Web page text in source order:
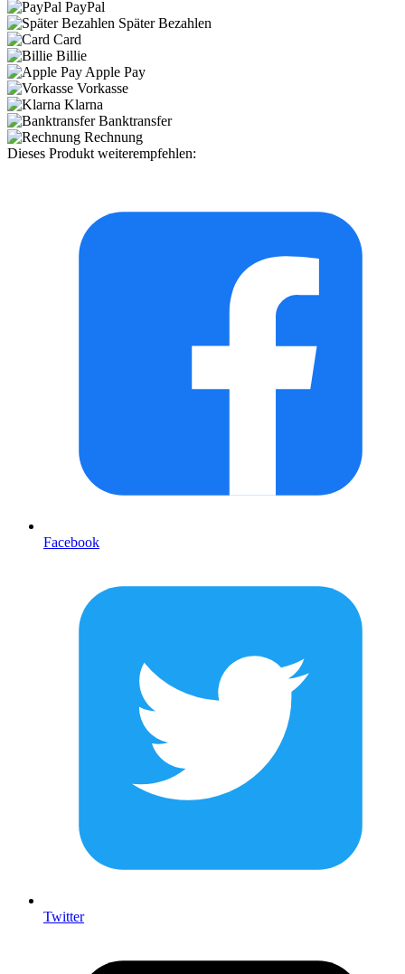
PayPal
Später Bezahlen
Card
Billie
Apple Pay
Vorkasse
Klarna
Banktransfer
Rechnung
Dieses Produkt weiterempfehlen:
Facebook
Twitter